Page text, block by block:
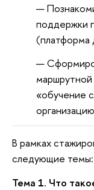
поддержки
«обучение
В рамках
следующие темы:
Тема 1. Что